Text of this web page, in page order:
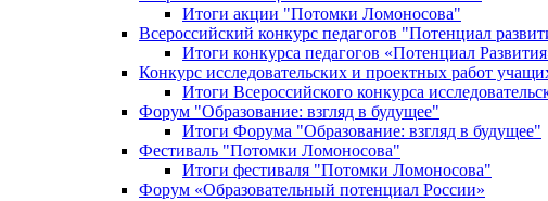
Итоги акции "Потомки Ломоносова"
Всероссийский конкурс педагогов "Потенциал
Итоги конкурса педагогов «Потенциал
Конкурс исследовательских и проектных работ
Итоги Всероссийского конкурса
Форум "Образование: взгляд в будущее"
Итоги Форума "Образование: взгляд в будущее"
Фестиваль "Потомки Ломоносова"
Итоги фестиваля "Потомки Ломоносова"
Форум «Образовательный потенциал России»